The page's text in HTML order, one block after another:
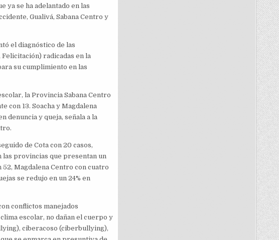
ya se ha adelantado en las
Gualivá, Sabana Centro y
el diagnóstico de las
Felicitación) radicadas en la
su cumplimiento en las
la Provincia Sabana Centro
con 13. Soacha y Magdalena
denuncia y queja, señala a la
de Cota con 20 casos,
las provincias que presentan un
52, Magdalena Centro con cuatro
se redujo en un 24% en
conflictos manejados
escolar, no dañan el cuerpo y
ciberacoso (ciberbullying),